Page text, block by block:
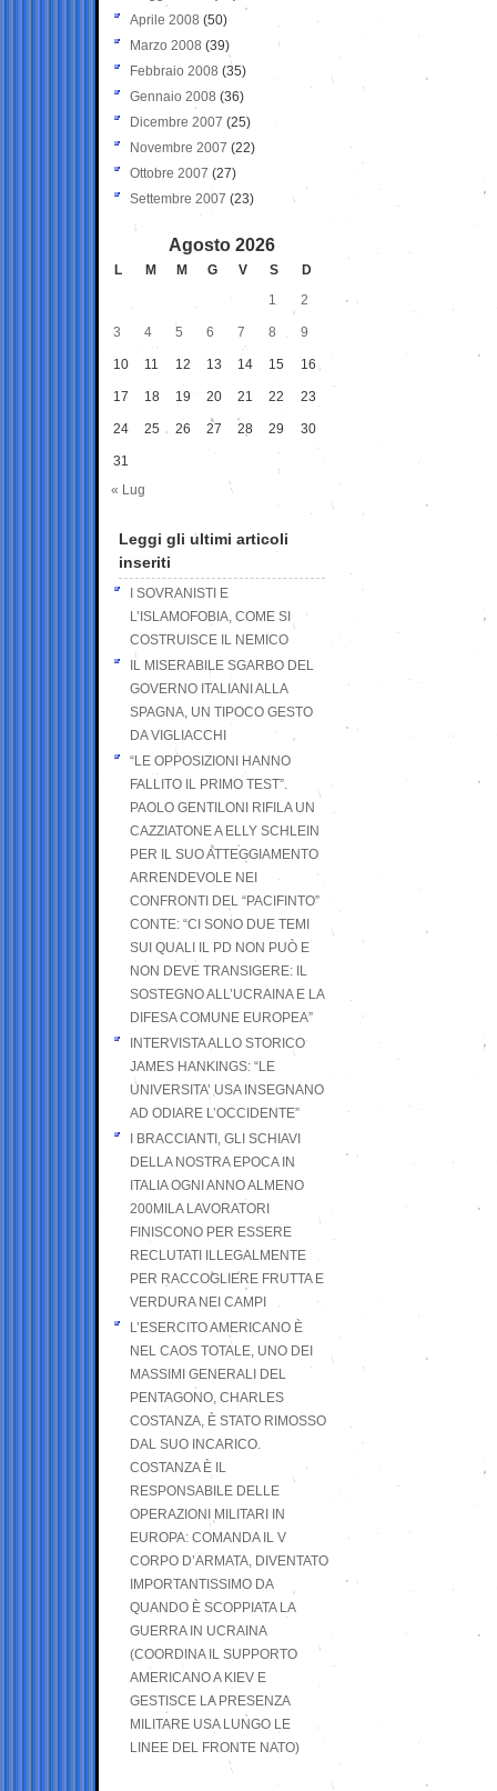
Aprile 2008 (50)
Marzo 2008 (39)
Febbraio 2008 (35)
Gennaio 2008 (36)
Dicembre 2007 (25)
Novembre 2007 (22)
Ottobre 2007 (27)
Settembre 2007 (23)
Agosto 2026
L M M G V S
D
1
2
3 4 5 6 7 8 9
10 11 12 13 14 15 16
17 18 19 20 21 22 23
24 25 26 27 28 29 30
31
« Lug
Leggi gli ultimi articoli
inseriti
I SOVRANISTI E
L’ISLAMOFOBIA, COME SI
COSTRUISCE IL NEMICO
IL MISERABILE SGARBO DEL
GOVERNO ITALIANI ALLA
SPAGNA, UN TIPOCO GESTO
DA VIGLIACCHI
“LE OPPOSIZIONI HANNO
FALLITO IL PRIMO TEST”.
PAOLO GENTILONI RIFILA UN
CAZZIATONE A ELLY SCHLEIN
PER IL SUO ATTEGGIAMENTO
ARRENDEVOLE NEI
CONFRONTI DEL “PACIFINTO”
CONTE: “CI SONO DUE TEMI
SUI QUALI IL PD NON PUÒ E
NON DEVE TRANSIGERE: IL
SOSTEGNO ALL’UCRAINA E LA
DIFESA COMUNE EUROPEA”
INTERVISTA ALLO STORICO
JAMES HANKINGS: “LE
UNIVERSITA’ USA INSEGNANO
AD ODIARE L’OCCIDENTE”
I BRACCIANTI, GLI SCHIAVI
DELLA NOSTRA EPOCA IN
ITALIA OGNI ANNO ALMENO
200MILA LAVORATORI
FINISCONO PER ESSERE
RECLUTATI ILLEGALMENTE
PER RACCOGLIERE FRUTTA E
VERDURA NEI CAMPI
L’ESERCITO AMERICANO È
NEL CAOS TOTALE, UNO DEI
MASSIMI GENERALI DEL
PENTAGONO, CHARLES
COSTANZA, È STATO RIMOSSO
DAL SUO INCARICO.
COSTANZA È IL
RESPONSABILE DELLE
OPERAZIONI MILITARI IN
EUROPA: COMANDA IL V
CORPO D’ARMATA, DIVENTATO
IMPORTANTISSIMO DA
QUANDO È SCOPPIATA LA
GUERRA IN UCRAINA
(COORDINA IL SUPPORTO
AMERICANO A KIEV E
GESTISCE LA PRESENZA
MILITARE USA LUNGO LE
LINEE DEL FRONTE NATO)